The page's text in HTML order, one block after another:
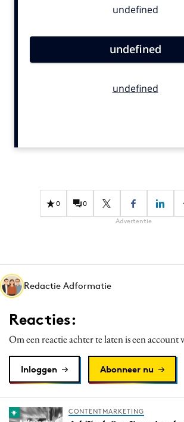
Contentmarketing
Effectiviteit
Gedragsverandering
Martech
Media
Merkstrategie
PR
Programmatic
Reputatie & crisis
0 0
Advertentie
Redactie Adformatie
Reacties:
Om een reactie achter te laten is een account
Inloggen Abonneer nu
CONTENTMARKETING